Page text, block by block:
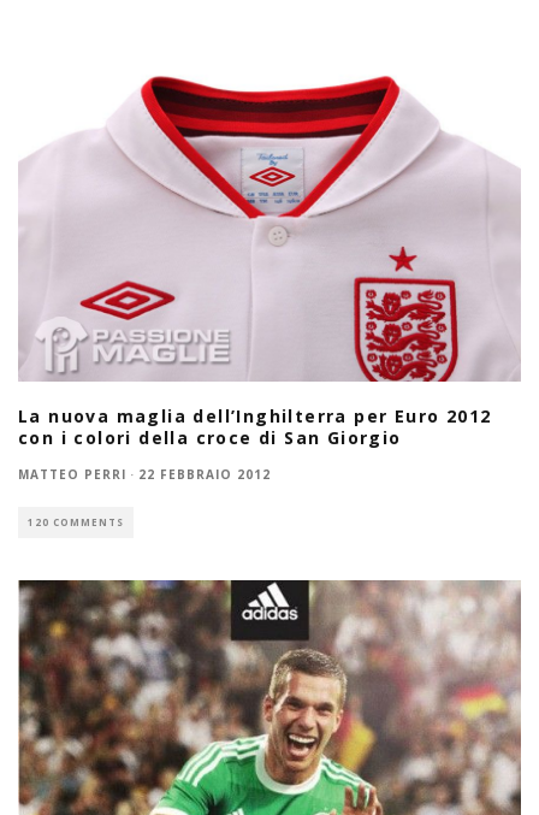
La nuova maglia dell’Inghilterra per Euro 2012
con i colori della croce di San Giorgio
MATTEO PERRI · 22 FEBBRAIO 2012
120 COMMENTS